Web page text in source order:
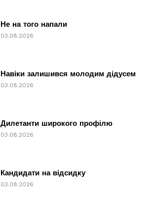
Не на того напали
03.08.2026
Навіки залишився молодим дідусем
03.08.2026
Дилетанти широкого профілю
03.08.2026
Кандидати на відсидку
03.08.2026